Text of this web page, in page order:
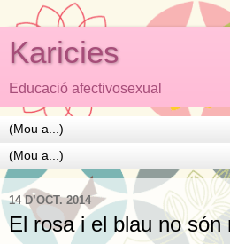
Karicies
Educació afectivosexual
14 D’OCT. 2014
El rosa i el blau no són